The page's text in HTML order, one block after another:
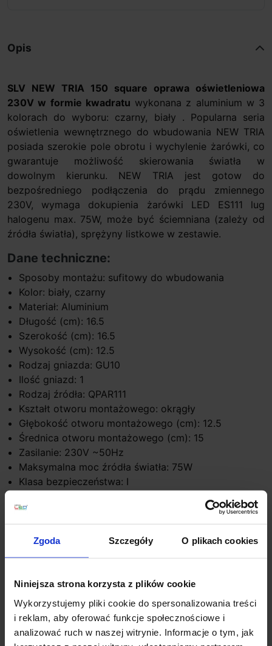
Zgoda Szczegóły O plikach cookies
Niniejsza strona korzysta z plików cookie
Wykorzystujemy pliki cookie do spersonalizowania treści
i reklam, aby oferować funkcje społecznościowe i
analizować ruch w naszej witrynie. Informacje o tym, jak
Opis
SLV NEW TRIA 150 square oprawa oświetleniowa
230V w formie kwadratu wykonana z aluminium w 3
kolorach do wyboru: czarny, biały . Popularna seria
oświetlenia wewnętrznego do wbudowania NEW TRIA
posiada szerokie pole obrotu i wychylenie żarówki, co
gwarantuje możliwość skierowania światła w
dowolnym kierunku. NEW TRIA jest gotow do
bezpośredniego podłączenia do prądu zmiennego
230V, wymaga dokupienia żarówki LED ES111 lug
halogenu max. 75W, może być ściemniana (zależy od
źródła światła), sprężyny listkowe w zestawie.
Dane techniczne:
Sposoby montażu: sufitowy do wbudowania
Kolor: biały, czarny
Materiał: Aluminium
Długość (cm): 16.5
Szerokość (cm): 16.5
Wysokość (cm): 12.5
Rodzaj gniazda: GU10
Ilość gniazd: 1
Rodzaj źródła: QPAR111
Kształt otworu montażowego: okrągły
Głębokość otworu montażowego (cm): 12.5
Średnica otworu montażowego (cm): 15
Zasilanie: 230V ~50Hz
Maksymalna moc źródła światła: 75W
Klasa bezpieczeństwa: I
Brak źródła światła w komplecie
Sprężyny listkowe w komplecie